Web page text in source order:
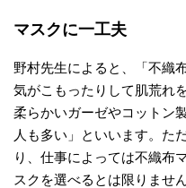
マスクに一工夫
野村先生によると、「不織
気がこもったりして肌荒れ
柔らかいガーゼやコットン
人も多い」といいます。た
り、仕事によっては不織布
スクを選べるとは限りません